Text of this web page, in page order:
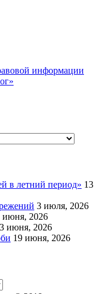
в летний период» 13
3 июля, 2026
июня, 2026
июня, 2026
19 июня, 2026